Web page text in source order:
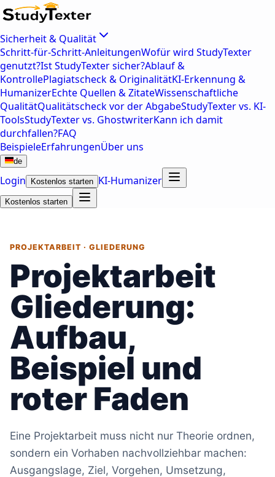
Sicherheit & Qualität
Schritt-für-Schritt-AnleitungenWofür wird StudyTexter
genutzt?Ist StudyTexter sicher?Ablauf &
KontrollePlagiatscheck & OriginalitätKI-Erkennung &
HumanizerEchte Quellen & ZitateWissenschaftliche
QualitätQualitätscheck vor der AbgabeStudyTexter vs. KI-
ToolsStudyTexter vs. GhostwriterKann ich damit
durchfallen?FAQ
BeispieleErfahrungenÜber uns
de
Login Kostenlos starten KI-Humanizer
Kostenlos starten
PROJEKTARBEIT · GLIEDERUNG
Projektarbeit
Gliederung:
Aufbau,
Beispiel und
roter Faden
Eine Projektarbeit muss nicht nur Theorie ordnen,
sondern ein Vorhaben nachvollziehbar machen:
Ausgangslage, Ziel, Vorgehen, Umsetzung,